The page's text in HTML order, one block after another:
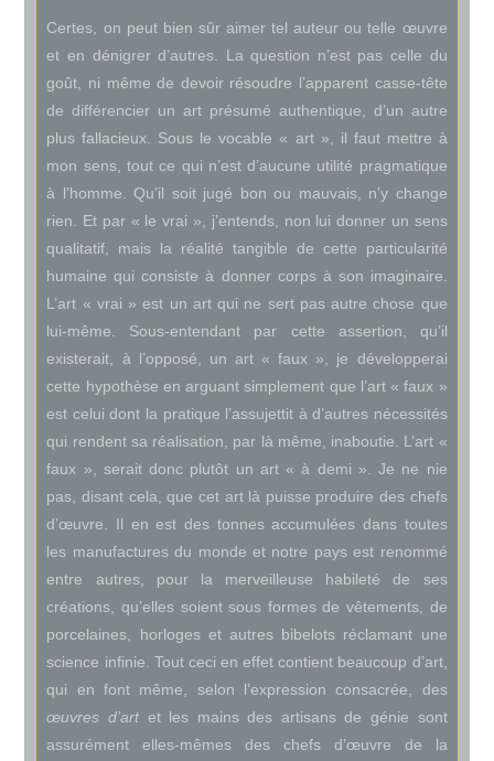
Certes, on peut bien sûr aimer tel auteur ou telle œuvre
et en dénigrer d’autres. La question n’est pas celle du
goût, ni même de devoir résoudre l’apparent casse-tête
de différencier un art présumé authentique, d’un autre
plus fallacieux. Sous le vocable « art », il faut mettre à
mon sens, tout ce qui n’est d’aucune utilité pragmatique
à l’homme. Qu’il soit jugé bon ou mauvais, n’y change
rien. Et par « le vrai », j’entends, non lui donner un sens
qualitatif, mais la réalité tangible de cette particularité
humaine qui consiste à donner corps à son imaginaire.
L’art « vrai » est un art qui ne sert pas autre chose que
lui-même. Sous-entendant par cette assertion, qu’il
existerait, à l’opposé, un art « faux », je développerai
cette hypothèse en arguant simplement que l’art « faux »
est celui dont la pratique l’assujettit à d’autres nécessités
qui rendent sa réalisation, par là même, inaboutie. L’art «
faux », serait donc plutôt un art « à demi ». Je ne nie
pas, disant cela, que cet art là puisse produire des chefs
d’œuvre. Il en est des tonnes accumulées dans toutes
les manufactures du monde et notre pays est renommé
entre autres, pour la merveilleuse habileté de ses
créations, qu’elles soient sous formes de vêtements, de
porcelaines, horloges et autres bibelots réclamant une
science infinie. Tout ceci en effet contient beaucoup d’art,
qui en font même, selon l’expression consacrée, des
œuvres d’artet les mains des artisans de génie sont
assurément elles-mêmes des chefs d’œuvre de la